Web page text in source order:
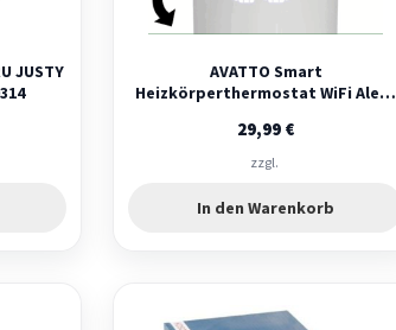
JUSTY
AVATTO Smart
Heizkörperthermostat WiFi Alexa
29,99 €
zzgl.
In den Warenkorb